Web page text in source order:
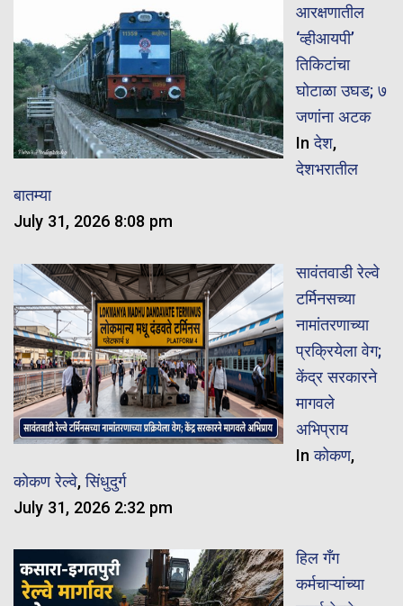
आरक्षणातील
‘व्हीआयपी’
तिकिटांचा
घोटाळा उघड; ७
जणांना अटक
Inदेश,
देशभरातील
बातम्या
July 31, 2026 8:08 pm
सावंतवाडी रेल्वे
टर्मिनसच्या
नामांतरणाच्या
प्रक्रियेला वेग;
केंद्र सरकारने
मागवले
अभिप्राय
Inकोकण,
कोकण रेल्वे,सिंधुदुर्ग
July 31, 2026 2:32 pm
हिल गँग
कर्मचाऱ्यांच्या